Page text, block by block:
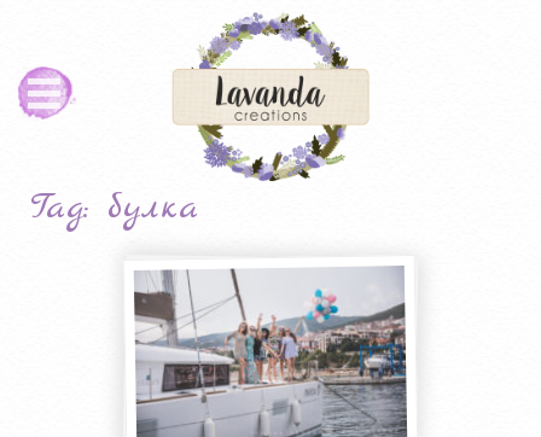
Tag: булка